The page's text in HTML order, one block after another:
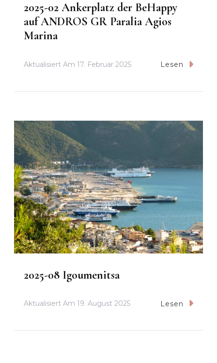
2025-02 Ankerplatz der BeHappy
auf ANDROS GR Paralia Agios
Marina
Aktualisiert Am 17. Februar 2025 Lesen
2025-08 Igoumenitsa
Aktualisiert Am 19. August 2025 Lesen